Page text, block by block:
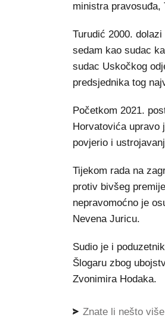
ministra pravosuđa,
Turudić 2000.
sedam kao sudac
sudac Uskočkog
predsjednika tog
Početkom 2021.
Horvatovića upravo
povjerio i
Tijekom rada na
protiv bivšeg
nepravomoćno je
Nevena Juricu.
Sudio je i
Šlogaru zbog
Zvonimira Hodaka.
Znate li nešto